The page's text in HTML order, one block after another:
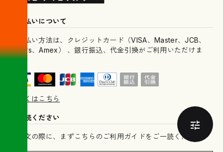
お支払いについて
お支払い方法は、クレジットカード（VISA、Master、JCB、
Diners、Amex） 、銀行振込、代金引換がご利用いただけま
す。
詳しくはこちら
ご一読ください
ご注文の際に、まずこちらのご利用ガイドをご一読ください。